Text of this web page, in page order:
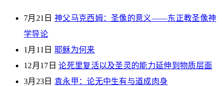
7月21日 神父马克西姆：圣像的意义——东正教圣像神
学导论
1月11日 耶稣为何来
12月17日论死里复活以及圣灵的能力延伸到物质层面
3月23日 袁永甲：论无中生有与道成肉身